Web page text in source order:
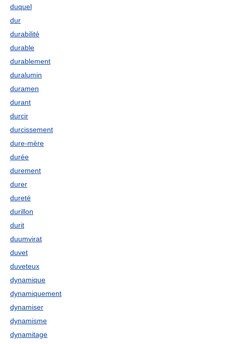
duquel
dur
durabilité
durable
durablement
duralumin
duramen
durant
durcir
durcissement
dure-mère
durée
durement
durer
dureté
durillon
durit
duumvirat
duvet
duveteux
dynamique
dynamiquement
dynamiser
dynamisme
dynamitage